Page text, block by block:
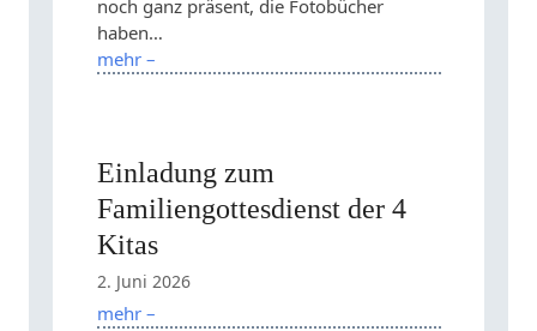
noch ganz präsent, die Fotobücher
haben…
mehr –
Einladung zum
Familiengottesdienst der 4
Kitas
2. Juni 2026
mehr –